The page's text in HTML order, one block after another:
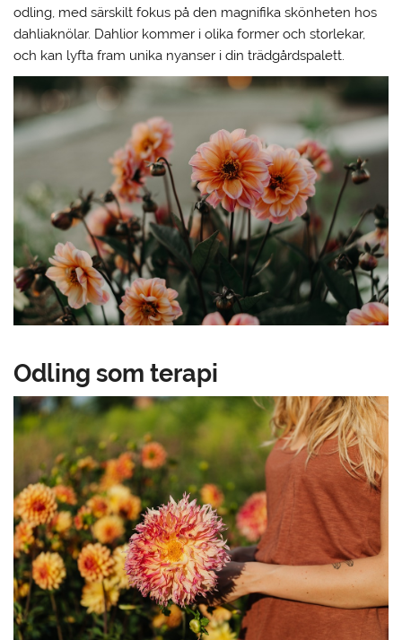
odling, med särskilt fokus på den magnifika skönheten hos
dahliaknölar. Dahlior kommer i olika former och storlekar,
och kan lyfta fram unika nyanser i din trädgårdspalett.
Odling som terapi